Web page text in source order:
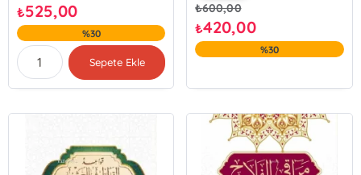
₺525,00
%30
Sepete Ekle
₺600,00
₺420,00
%30